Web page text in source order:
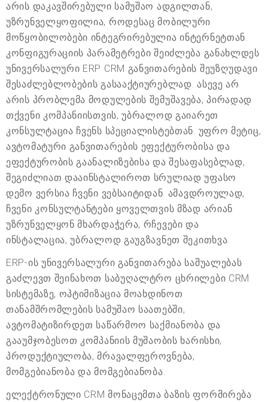
არის დაკავშირებული სამუშაო ადგილთან,
უზრუნველყოფილია, როდესაც მობილური
მოწყობილობები ინტეგრირებულია ინტერნეტთან.
კონფიგურაციის პარამეტრები შეიძლება განახლდეს
უნივერსალური ERP CRM განვითარების შეუზღუდავი
შესაძლებლობების გასააქტიურებლად. ასევე არ
არის პრობლემა მოდულების შემუშავება, პირადად
თქვენი კომპანიისთვის, უბრალოდ გაიარეთ
კონსულტაცია ჩვენს სპეციალისტებთან. უფრო მეტიც,
ავტომატური განვითარების ეფექტურობისა და
ეფექტურობის გაანალიზებისა და შესაფასებლად,
შეგიძლიათ დააინსტალიროთ სრულიად უფასო
დემო ვერსია ჩვენი ვებსაიტიდან. ამავდროულად,
ჩვენი კონსულტანტები ყოველთვის მზად არიან
უზრუნველყონ მხარდაჭერა, რჩევები და
ინსტალაცია, უბრალოდ გაუგზავნეთ შეკითხვა.
ERP-ის უნივერსალური განვითარება საშუალებას
გაძლევთ შეინახოთ საბუღალტრო ცხრილები CRM
სისტემაზე, ოპტიმიზაცია მოახდინოთ
თანამშრომლების სამუშაო საათებში,
ავტომატიზირდეთ საწარმოო საქმიანობა და
გააუმჯობესოთ კომპანიის მუშაობის ხარისხი,
პროდუქტიულობა, მრავალფეროვნება,
მომგებიანობა და მომგებიანობა.
ელექტრონული CRM მონაცემთა ბაზის ფორმირება